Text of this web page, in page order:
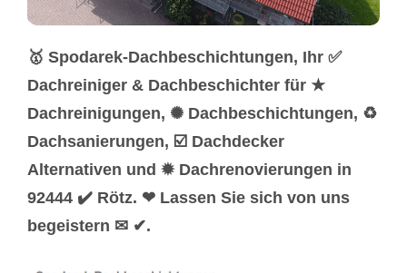
🥇 Spodarek-Dachbeschichtungen, Ihr ✅
Dachreiniger & Dachbeschichter für ★
Dachreinigungen, ✺ Dachbeschichtungen, ♻
Dachsanierungen, ☑️ Dachdecker
Alternativen und ✹ Dachrenovierungen in
92444 ✔️ Rötz. ❤ Lassen Sie sich von uns
begeistern ✉ ✔.